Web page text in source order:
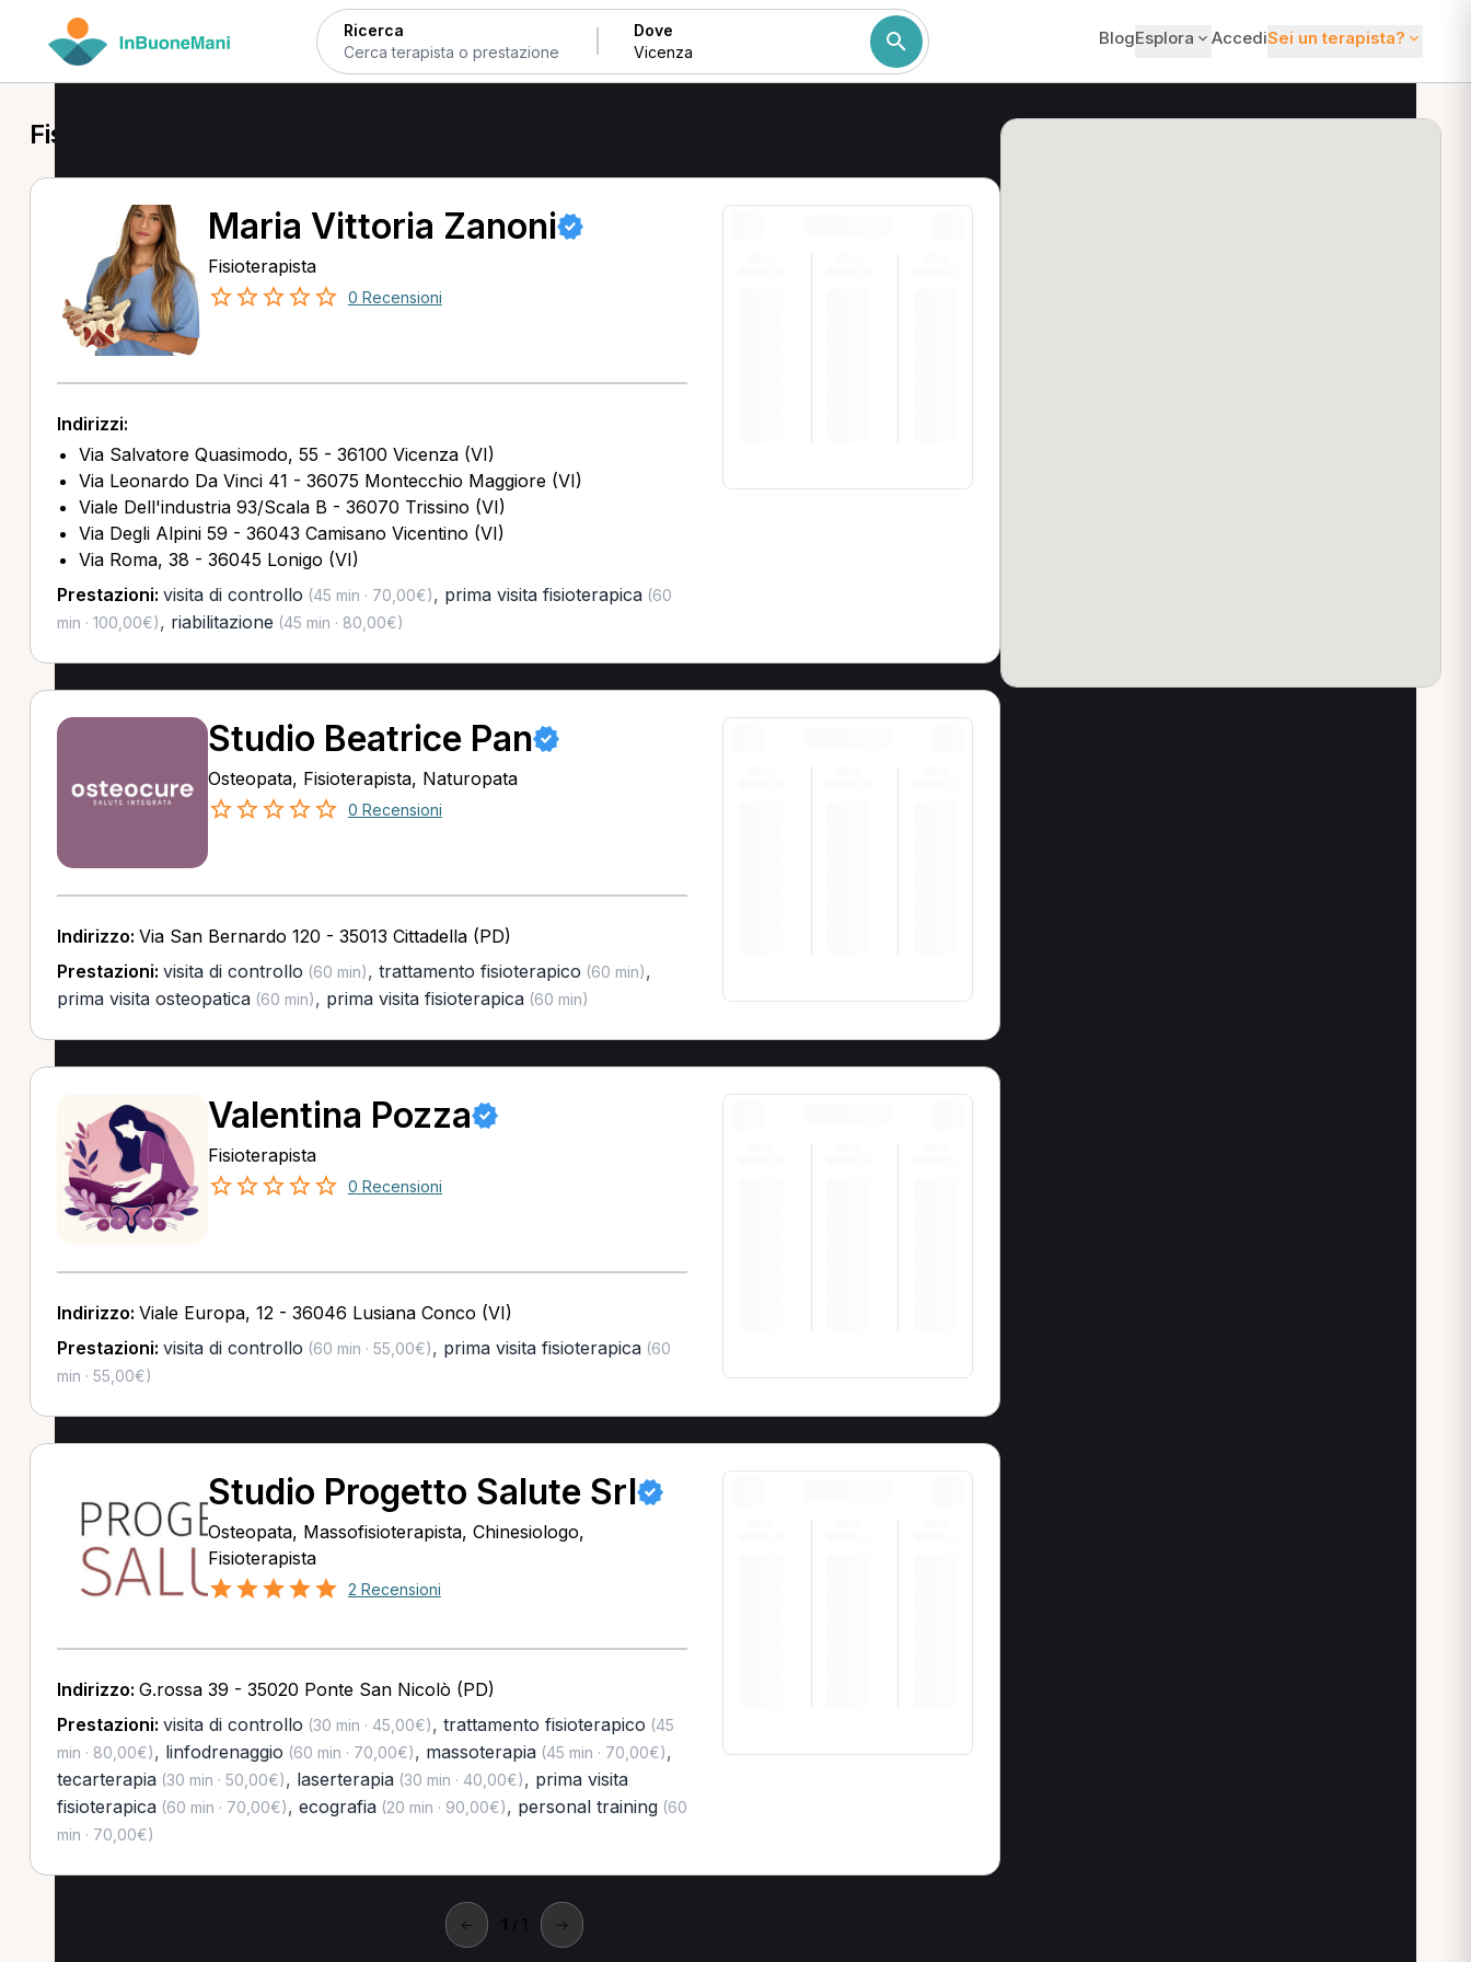
Ricerca Dove BlogEsplora AccediSei un terapista?
Fisioterapista a Vicenza
Maria Vittoria Zanoni
Fisioterapista
0 Recensioni
Indirizzi:
Via Salvatore Quasimodo, 55 - 36100 Vicenza (VI)
Via Leonardo Da Vinci 41 - 36075 Montecchio Maggiore (VI)
Viale Dell'industria 93/Scala B - 36070 Trissino (VI)
Via Degli Alpini 59 - 36043 Camisano Vicentino (VI)
Via Roma, 38 - 36045 Lonigo (VI)
Prestazioni: visita di controllo (45 min · 70,00€), prima visita fisioterapica(60
min · 100,00€), riabilitazione (45 min · 80,00€)
Studio Beatrice Pan
Osteopata, Fisioterapista, Naturopata
0 Recensioni
Indirizzo: Via San Bernardo 120 - 35013 Cittadella (PD)
Prestazioni: visita di controllo (60 min), trattamento fisioterapico (60 min),
prima visita osteopatica(60 min), prima visita fisioterapica(60 min)
Valentina Pozza
Fisioterapista
0 Recensioni
Indirizzo: Viale Europa, 12 - 36046 Lusiana Conco (VI)
Prestazioni: visita di controllo (60 min · 55,00€), prima visita fisioterapica(60
min · 55,00€)
Studio Progetto Salute Srl
Osteopata, Massofisioterapista, Chinesiologo,
Fisioterapista
2 Recensioni
Indirizzo: G.rossa 39 - 35020 Ponte San Nicolò (PD)
Prestazioni: visita di controllo (30 min · 45,00€), trattamento fisioterapico (45
min · 80,00€), linfodrenaggio (60 min · 70,00€), massoterapia(45 min · 70,00€),
tecarterapia(30 min · 50,00€), laserterapia(30 min · 40,00€), prima visita
fisioterapica(60 min · 70,00€), ecografia(20 min · 90,00€), personal training(60
min · 70,00€)
← 1 / 1 →